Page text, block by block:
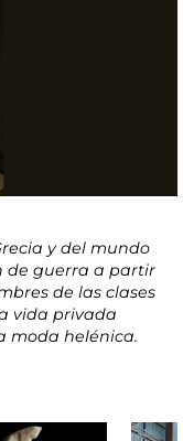
y del mundo
de guerra a partir
de las clases
vida privada
moda helénica.